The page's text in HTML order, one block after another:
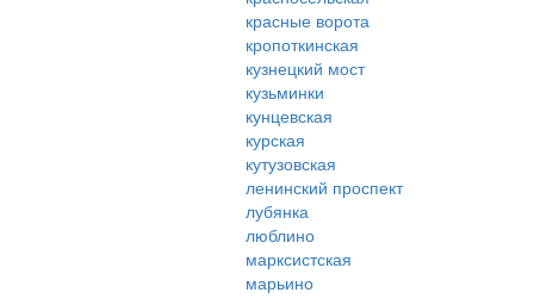
красные ворота
кропоткинская
кузнецкий мост
кузьминки
кунцевская
курская
кутузовская
ленинский проспект
лубянка
люблино
марксистская
марьино